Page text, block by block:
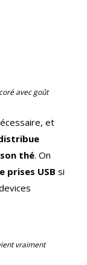
avec goût
et
thé. On
prises USB si
vraiment